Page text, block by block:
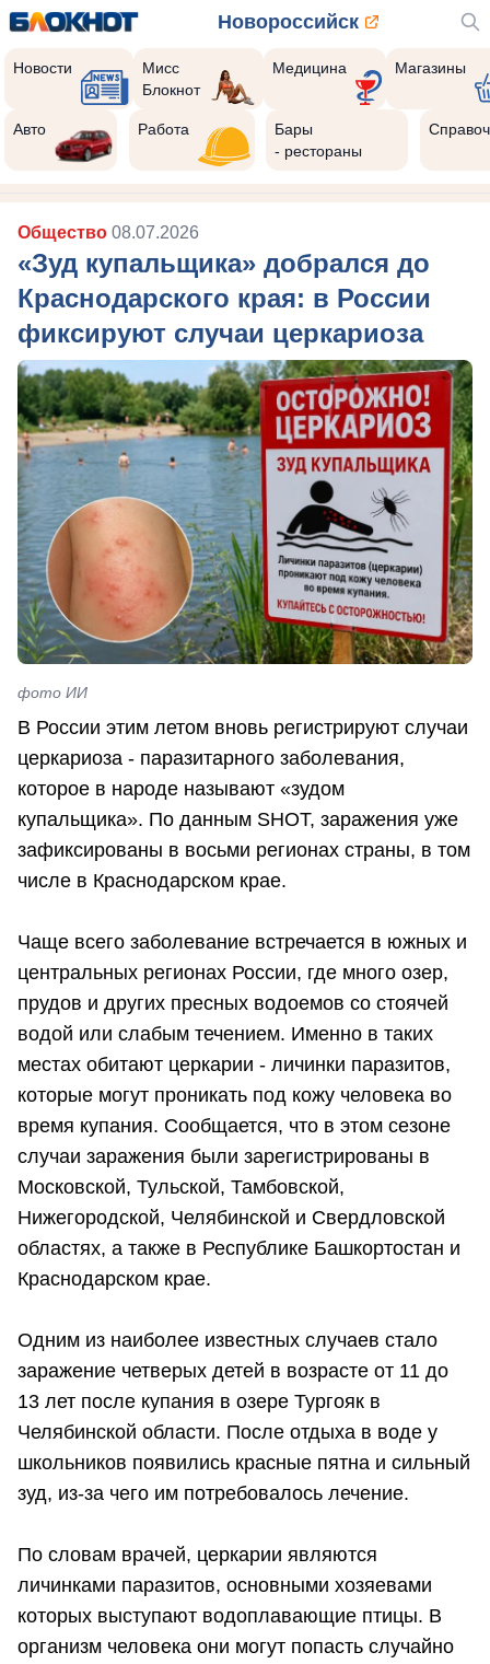
Новороссийск
Новости
Мисс
Блокнот
Медицина Магазины
Авто Работа
Бары
- рестораны
Общество 08.07.2026
«Зуд купальщика» добрался до
Краснодарского края: в России
фиксируют случаи церкариоза
фото ИИ
В России этим летом вновь регистрируют случаи
церкариоза - паразитарного заболевания,
которое в народе называют «зудом
купальщика». По данным SHOT, заражения уже
зафиксированы в восьми регионах страны, в том
числе в Краснодарском крае.
Чаще всего заболевание встречается в южных и
центральных регионах России, где много озер,
прудов и других пресных водоемов со стоячей
водой или слабым течением. Именно в таких
местах обитают церкарии - личинки паразитов,
которые могут проникать под кожу человека во
время купания. Сообщается, что в этом сезоне
случаи заражения были зарегистрированы в
Московской, Тульской, Тамбовской,
Нижегородской, Челябинской и Свердловской
областях, а также в Республике Башкортостан и
Краснодарском крае.
Одним из наиболее известных случаев стало
заражение четверых детей в возрасте от 11 до
13 лет после купания в озере Тургояк в
Челябинской области. После отдыха в воде у
школьников появились красные пятна и сильный
зуд, из-за чего им потребовалось лечение.
По словам врачей, церкарии являются
личинками паразитов, основными хозяевами
которых выступают водоплавающие птицы. В
организм человека они могут попасть случайно